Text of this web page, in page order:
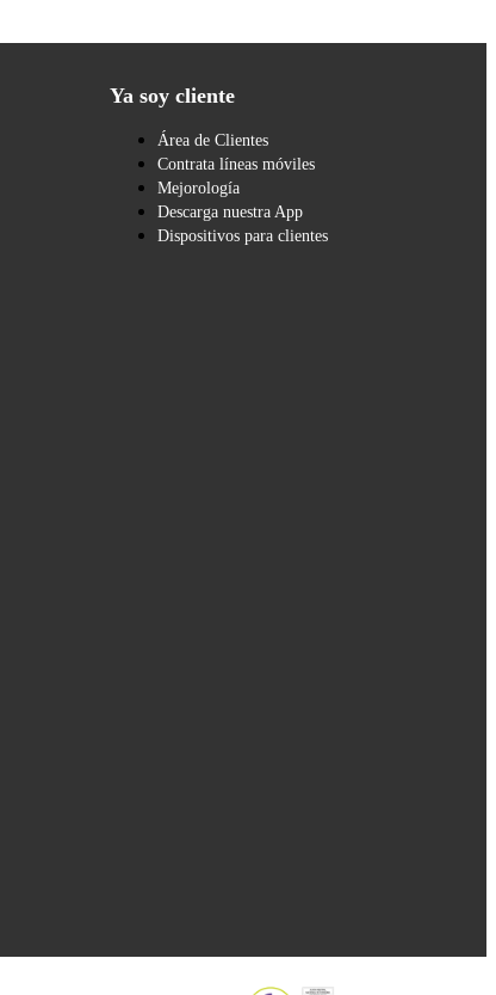
Ya soy cliente
Área de Clientes
Contrata líneas móviles
Mejorología
Descarga nuestra App
Dispositivos para clientes